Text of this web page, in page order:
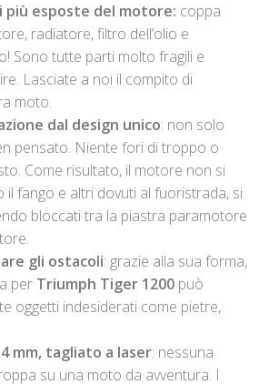
esposte del motore: coppa
radiatore, filtro dell’olio e
Sono tutte parti molto fragili e
Lasciate a noi il compito di
moto.
dal design unico: non solo
pensato. Niente fori di troppo o
Come risultato, il motore non si
il fango e altri dovuti al fuoristrada, si
bloccati tra la piastra paramotore
gli ostacoli: grazie alla sua forma,
per Triumph Tiger 1200 può
oggetti indesiderati come pietre,
mm, tagliato a laser: nessuna
su una moto da avventura. I